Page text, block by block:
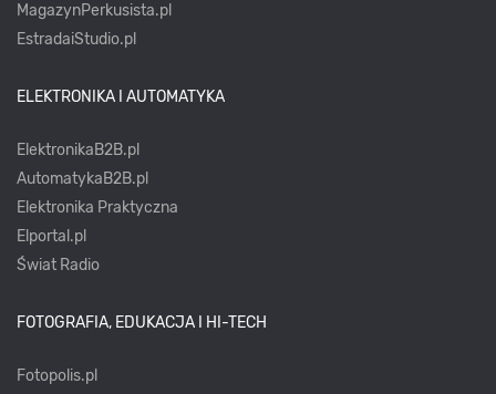
MagazynPerkusista.pl
EstradaiStudio.pl
ELEKTRONIKA I AUTOMATYKA
ElektronikaB2B.pl
AutomatykaB2B.pl
Elektronika Praktyczna
Elportal.pl
Świat Radio
FOTOGRAFIA, EDUKACJA I HI-TECH
Fotopolis.pl